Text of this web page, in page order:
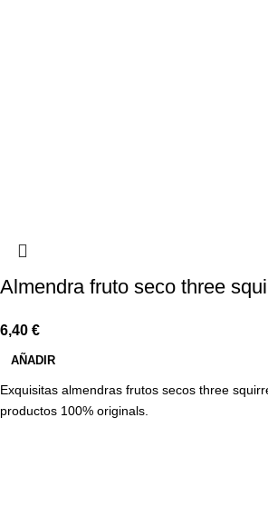
Almendra fruto seco three
6,40 €
AÑADIR
Exquisitas almendras frutos secos three
productos 100% originals.